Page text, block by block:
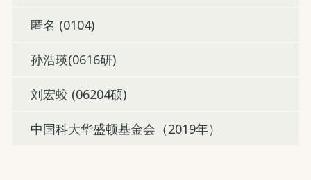
匿名 (0104)
孙浩瑛(0616研)
刘宏蛟 (06204硕)
中国科大华盛顿基金会（2019年）